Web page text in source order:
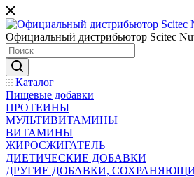
Официальный дистрибьютор Scitec
Каталог
Пищевые добавки
ПРОТЕИНЫ
МУЛЬТИВИТАМИНЫ
ВИТАМИНЫ
ЖИРОСЖИГАТЕЛЬ
ДИЕТИЧЕСКИЕ ДОБАВКИ
ДРУГИЕ ДОБАВКИ,